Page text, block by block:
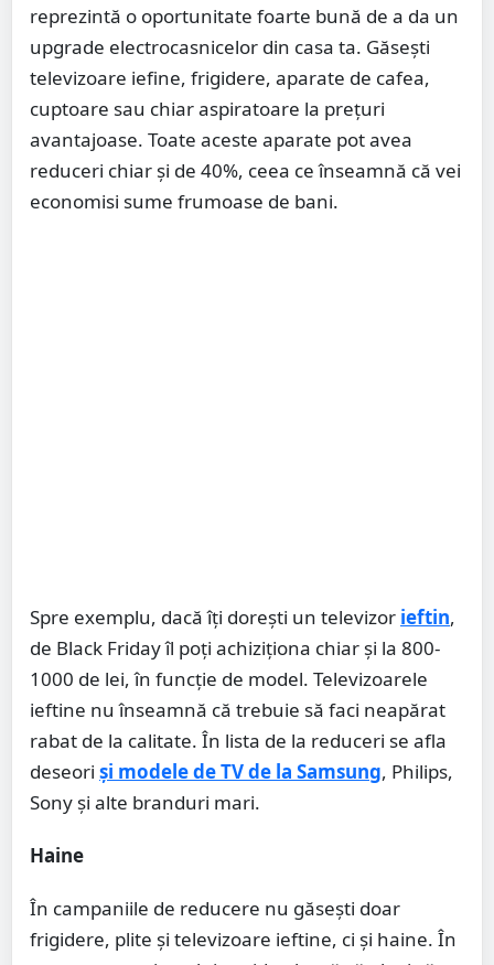
reprezintă o oportunitate foarte bună de a da un
upgrade electrocasnicelor din casa ta. Găseşti
televizoare iefine, frigidere, aparate de cafea,
cuptoare sau chiar aspiratoare la preţuri
avantajoase. Toate aceste aparate pot avea
reduceri chiar şi de 40%, ceea ce înseamnă că vei
economisi sume frumoase de bani.
Spre exemplu, dacă îţi doreşti un televizor ieftin,
de Black Friday îl poţi achiziţiona chiar şi la 800-
1000 de lei, în funcţie de model. Televizoarele
ieftine nu înseamnă că trebuie să faci neapărat
rabat de la calitate. În lista de la reduceri se afla
deseori şi modele de TV de la Samsung, Philips,
Sony şi alte branduri mari.
Haine
În campaniile de reducere nu găseşti doar
frigidere, plite şi televizoare ieftine, ci şi haine. În